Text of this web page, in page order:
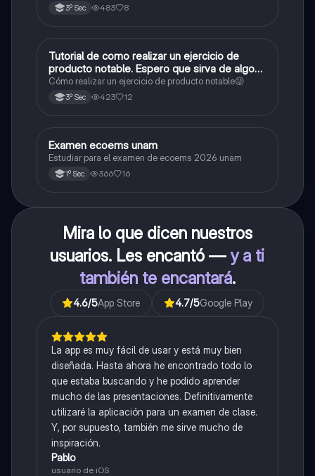
3º Sec 483 8
Matemáticas
Tutorial de como realizar un ejercicio de
producto notable. Espero que sirva de algo💕
😜
Cómo realizar un ejercicio de producto notable😜
3º Sec 423 12
Español
Examen ecoems unam
Estudiar para el examen de ecoems 2026 unam
1º Sec 366 16
Mira lo que dicen nuestros
usuarios. Les encantó —y a ti
también te encantará.
4.6/5App Store 4.7/5Google Play
La app es muy fácil de usar y está muy bien
diseñada. Hasta ahora he encontrado todo lo
que estaba buscando y he podido aprender
mucho de las presentaciones. Definitivamente
utilizaré la aplicación para un examen de clase.
Y, por supuesto, también me sirve mucho de
inspiración.
Pablo
usuario de iOS